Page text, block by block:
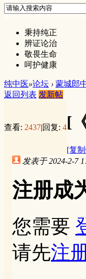
秉持纯正
辨证论治
敬畏生命
呵护健康
纯中医»论坛 › 蒙城郎
返回列表 发新帖
查看: 2437|回复: 4[
[复
发表于 2024-2-7
注册成
您需要
请先注